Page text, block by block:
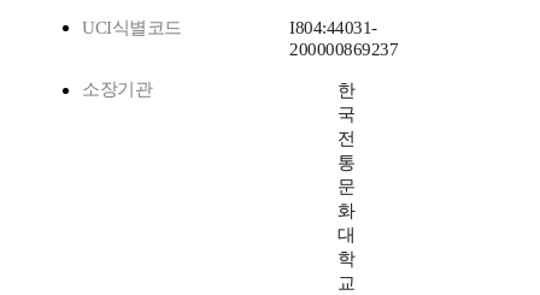
UCI식별코드
I804:44031-
200000869237
소장기관
한
국
전
통
문
화
대
학
교